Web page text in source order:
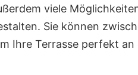
viele
Sie können
Ihre Terrasse perfekt an